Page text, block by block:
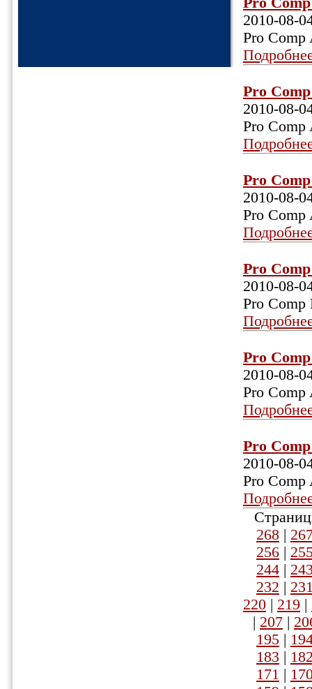
2010-08-
Pro Comp
Pro
2010-08-
Pro Comp
Pro
2010-08-
Pro Comp
Pro
2010-08-
Pro Comp
Pro
2010-08-
Pro Comp
Pro
2010-08-
Pro Comp
268 |
256 |
244 |
232 |
220 | 219 |
| 207 |
195 |
183 |
171 |